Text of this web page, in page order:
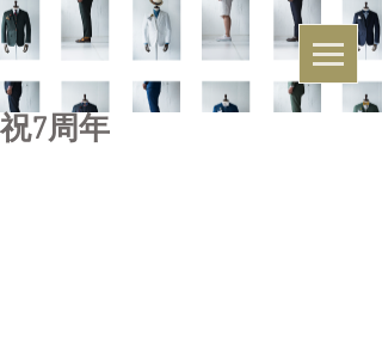
祝7周年